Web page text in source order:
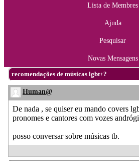
Lista de Membres
Ajuda
Pesquisar
Novas Mensagens
recomendações de músicas lgbt+?
Human@
De nada , se quiser eu mando covers
pronomes e cantores com vozes
posso conversar sobre músicas tb.